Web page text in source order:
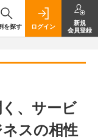
を探す ログイン
新規
会員登録
、サービ
スの相性